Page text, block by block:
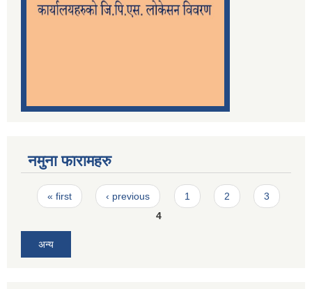
नमुना फारामहरु
Pages
« first ‹ previous 1 2
3
4
अन्य